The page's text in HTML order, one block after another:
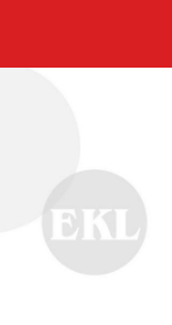
yhdistys